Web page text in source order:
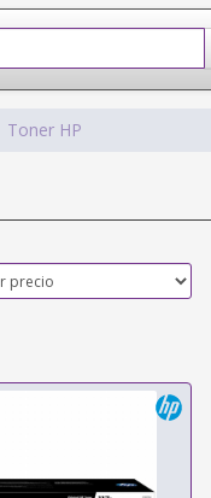
Toner HP